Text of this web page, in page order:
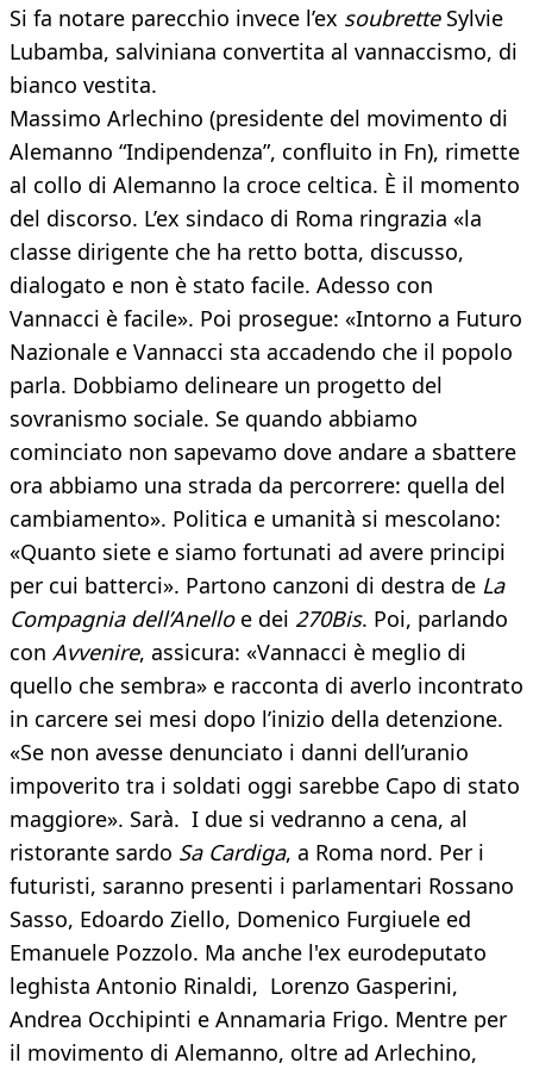
Si fa notare parecchio invece l’ex soubretteSylvie
Lubamba, salviniana convertita al vannaccismo, di
bianco vestita.
Massimo Arlechino (presidente del movimento di
Alemanno “Indipendenza”, confluito in Fn), rimette
al collo di Alemanno la croce celtica. È il momento
del discorso. L’ex sindaco di Roma ringrazia «la
classe dirigente che ha retto botta, discusso,
dialogato e non è stato facile. Adesso con
Vannacci è facile». Poi prosegue: «Intorno a Futuro
Nazionale e Vannacci sta accadendo che il popolo
parla. Dobbiamo delineare un progetto del
sovranismo sociale. Se quando abbiamo
cominciato non sapevamo dove andare a sbattere
ora abbiamo una strada da percorrere: quella del
cambiamento». Politica e umanità si mescolano:
«Quanto siete e siamo fortunati ad avere principi
per cui batterci». Partono canzoni di destra de La
Compagnia dell’Anelloe dei 270Bis. Poi, parlando
con Avvenire, assicura: «Vannacci è meglio di
quello che sembra» e racconta di averlo incontrato
in carcere sei mesi dopo l’inizio della detenzione.
«Se non avesse denunciato i danni dell’uranio
impoverito tra i soldati oggi sarebbe Capo di stato
maggiore». Sarà. I due si vedranno a cena, al
ristorante sardo Sa Cardiga, a Roma nord. Per i
futuristi, saranno presenti i parlamentari Rossano
Sasso, Edoardo Ziello, Domenico Furgiuele ed
Emanuele Pozzolo. Ma anche l'ex eurodeputato
leghista Antonio Rinaldi, Lorenzo Gasperini,
Andrea Occhipinti e Annamaria Frigo. Mentre per
il movimento di Alemanno, oltre ad Arlechino,